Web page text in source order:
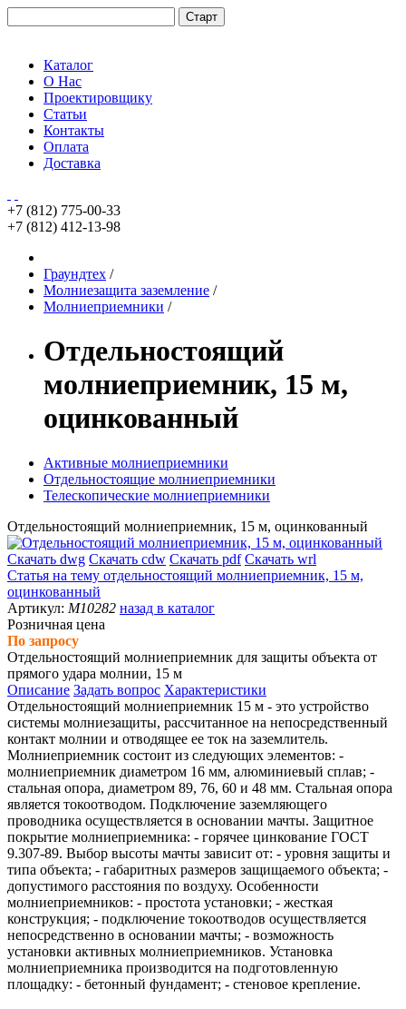
Каталог
О Нас
Проектировщику
Статьи
Контакты
Оплата
Доставка
+7 (812) 775-00-33
+7 (812) 412-13-98
Граундтех /
Молниезащита заземление /
Молниеприемники /
Отдельностоящий
молниеприемник, 15 м,
оцинкованный
Активные молниеприемники
Отдельностоящие молниеприемники
Телескопические молниеприемники
Отдельностоящий молниеприемник, 15 м, оцинкованный
Скачать dwg Скачать cdw Скачать pdf Скачать wrl
Статья на тему отдельностоящий молниеприемник, 15 м,
оцинкованный
Артикул: M10282 назад в каталог
Розничная цена
По запросу
Отдельностоящий молниеприемник для защиты объекта от
прямого удара молнии, 15 м
Описание Задать вопрос Характеристики
Отдельностоящий молниеприемник 15 м - это устройство
системы молниезащиты, рассчитанное на непосредственный
контакт молнии и отводящее ее ток на заземлитель.
Молниеприемник состоит из следующих элементов: -
молниеприемник диаметром 16 мм, алюминиевый сплав; -
стальная опора, диаметром 89, 76, 60 и 48 мм. Стальная опора
является токоотводом. Подключение заземляющего
проводника осуществляется в основании мачты. Защитное
покрытие молниеприемника: - горячее цинкование ГОСТ
9.307-89. Выбор высоты мачты зависит от: - уровня защиты и
типа объекта; - габаритных размеров защищаемого объекта; -
допустимого расстояния по воздуху. Особенности
молниеприемников: - простота установки; - жесткая
конструкция; - подключение токоотводов осуществляется
непосредственно в основании мачты; - возможность
установки активных молниеприемников. Установка
молниеприемника производится на подготовленную
площадку: - бетонный фундамент; - стеновое крепление.